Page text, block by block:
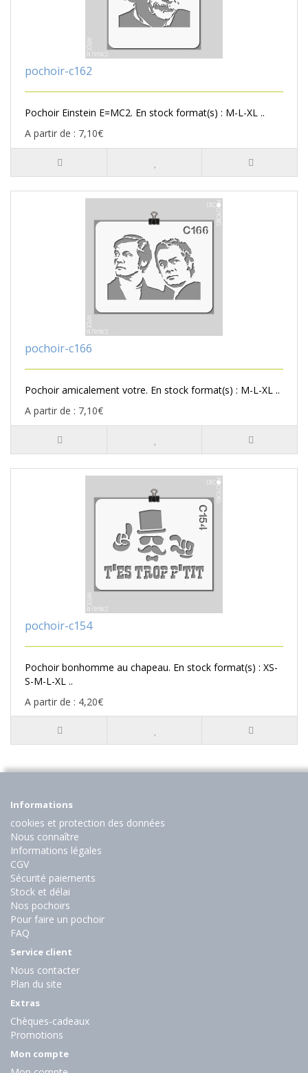
pochoir-c162
Pochoir Einstein E=MC2. En stock format(s) : M-L-XL ..
A partir de : 7,10€
pochoir-c166
Pochoir amicalement votre. En stock format(s) : M-L-XL ..
A partir de : 7,10€
pochoir-c154
Pochoir bonhomme au chapeau. En stock format(s) : XS-
S-M-L-XL ..
A partir de : 4,20€
Informations
cookies et protection des données
Nous connaître
Informations légales
CGV
Sécurité paiements
Stock et délai
Nos pochoirs
Pour faire un pochoir
FAQ
Service client
Nous contacter
Plan du site
Extras
Chèques-cadeaux
Promotions
Mon compte